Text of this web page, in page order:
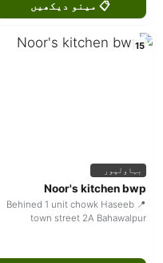
📋 مینو دیکھیں
15
بہاولپور
Noor's kitchen bwp
📍 Behined 1 unit chowk Haseeb
town street 2A Bahawalpur